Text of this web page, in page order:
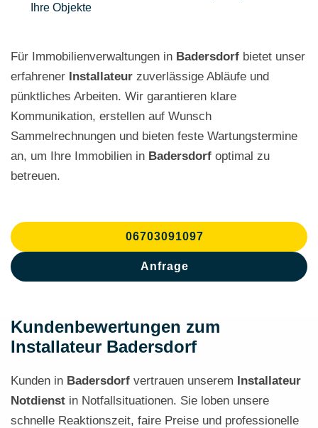
Ihre Objekte
Für Immobilienverwaltungen in Badersdorf bietet unser
erfahrener Installateur zuverlässige Abläufe und
pünktliches Arbeiten. Wir garantieren klare
Kommunikation, erstellen auf Wunsch
Sammelrechnungen und bieten feste Wartungstermine
an, um Ihre Immobilien in Badersdorf optimal zu
betreuen.
06703091097
Anfrage
Kundenbewertungen zum
Installateur Badersdorf
Kunden in Badersdorf vertrauen unserem Installateur
Notdienst in Notfallsituationen. Sie loben unsere
schnelle Reaktionszeit, faire Preise und professionelle